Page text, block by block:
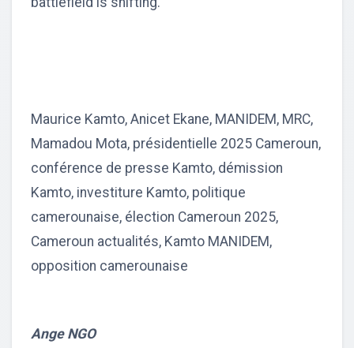
Maurice Kamto, Anicet Ekane, MANIDEM, MRC,
Mamadou Mota, présidentielle 2025 Cameroun,
conférence de presse Kamto, démission
Kamto, investiture Kamto, politique
camerounaise, élection Cameroun 2025,
Cameroun actualités, Kamto MANIDEM,
opposition camerounaise
Ange NGO